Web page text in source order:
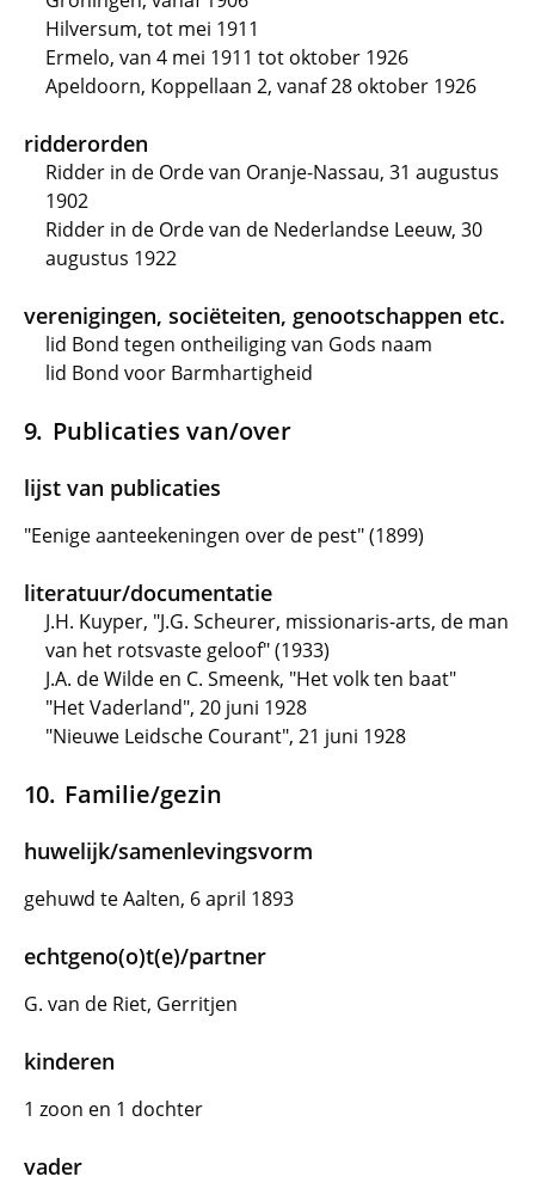
Hilversum, tot mei 1911
Ermelo, van 4 mei 1911 tot oktober 1926
Apeldoorn, Koppellaan 2, vanaf 28 oktober 1926
ridderorden
Ridder in de Orde van Oranje-Nassau, 31 augustus
1902
Ridder in de Orde van de Nederlandse Leeuw, 30
augustus 1922
verenigingen, sociëteiten, genootschappen etc.
lid Bond tegen ontheiliging van Gods naam
lid Bond voor Barmhartigheid
Publicaties van/over
lijst van publicaties
"Eenige aanteekeningen over de pest" (1899)
literatuur/documentatie
J.H. Kuyper, "J.G. Scheurer, missionaris-arts, de man
van het rotsvaste geloof" (1933)
J.A. de Wilde en C. Smeenk, "Het volk ten baat"
"Het Vaderland", 20 juni 1928
"Nieuwe Leidsche Courant", 21 juni 1928
Familie/gezin
huwelijk/samenlevingsvorm
gehuwd te Aalten, 6 april 1893
echtgeno(o)t(e)/partner
G. van de Riet, Gerritjen
kinderen
1 zoon en 1 dochter
vader